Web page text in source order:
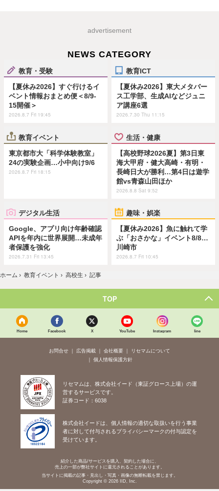
advertisement
NEWS CATEGORY
教育・受験
【夏休み2026】すぐ行けるイ
ベント情報おまとめ便＜8/9-
15開催＞
2026.8.7 Fri 19:45
教育ICT
【夏休み2026】東大メタバー
ス工学部、生成AIなどジュニ
ア講座6選
2026.7.30 Thu 11:15
教育イベント
東京都市大「科学体験教室」
24の実験企画…小中向け9/6
2026.8.7 Fri 18:15
生活・健康
【高校野球2026夏】第3日東
海大甲府・健大高崎・有明・
長崎日大が勝利…第4日は遊学
館vs青森山田ほか
2026.8.8 Sat 9:52
デジタル生活
Google、アプリ向け年齢確認
APIを年内に世界展開…未成年
者保護を強化
2026.7.31 Fri 13:45
趣味・娯楽
【夏休み2026】魚に触れて学
ぶ「おさかな」イベント8/8…
川崎市
2026.8.7 Fri 10:45
ホーム › 教育イベント › 高校生 › 記事
TOP
Home Facebook X YouTube Instagram line
お問合せ 広告掲載 会社概要
リセマムについて
個人情報保護方針
リセマムは、株式会社イード（東証グロース上場）の運
営するサービスです。
証券コード：6038
株式会社イードは、個人情報の適切な取扱いを行う事業
者に対して付与されるプライバシーマークの付与認定を
受けています。
紹介した商品/サービスを購入、契約した場合に、
売上の一部が弊社サイトに還元されることがあります。
当サイトに掲載の記事・見出し・写真・画像の無断転載を禁じます。
Copyright © 2026 IID, Inc.